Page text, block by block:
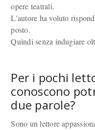
opere teatrali.
L'autore ha voluto
posto.
Quindi senza indugiare
Per i pochi
conoscono
due parole?
Sono un lettore